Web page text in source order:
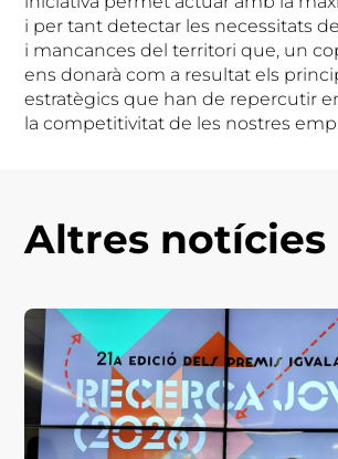
i per tant detectar les necessitats
i mancances del territori que, un
ens donarà com a resultat els
estratègics que han de repercutir
la competitivitat de les nostres
Altres notícies